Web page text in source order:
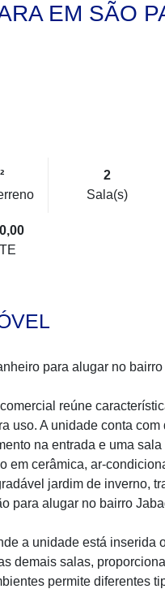
EM SÃO
2
Sala(s)
para alugar no
reúne
uso. A unidade conta
na entrada e uma
em cerâmica, ar-
jardim de inverno,
para alugar no bairro
a unidade está inserida
demais salas,
permite diferentes